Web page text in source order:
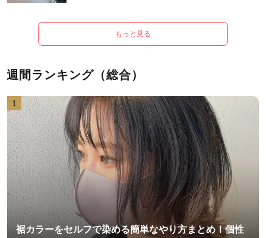
もっと見る
週間ランキング（総合）
1
裾カラーをセルフで染める簡単なやり方まとめ！個性